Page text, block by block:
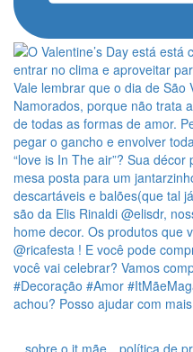
sobre o it mãe política de